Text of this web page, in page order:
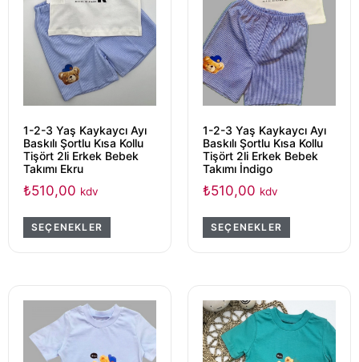
1-2-3 Yaş Kaykaycı Ayı
Baskılı Şortlu Kısa Kollu
Tişört 2li Erkek Bebek
Takımı Ekru
₺510,00 kdv
SEÇENEKLER
1-2-3 Yaş Kaykaycı Ayı
Baskılı Şortlu Kısa Kollu
Tişört 2li Erkek Bebek
Takımı İndigo
₺510,00 kdv
SEÇENEKLER